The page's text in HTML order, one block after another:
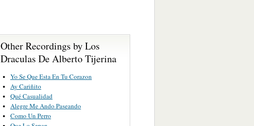
Other Recordings by Los
Draculas De Alberto Tijerina
Yo Se Que Esta En Tu Corazon
Ay Cariñito
Qué Casualidad
Alegre Me Ando Paseando
Como Un Perro